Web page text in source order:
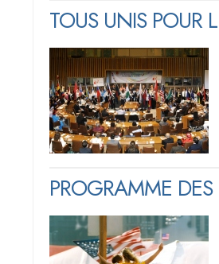
TOUS UNIS POUR
PROGRAMME